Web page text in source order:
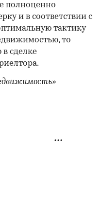
полноценно
и в соответствии с
тактику
то
сделке